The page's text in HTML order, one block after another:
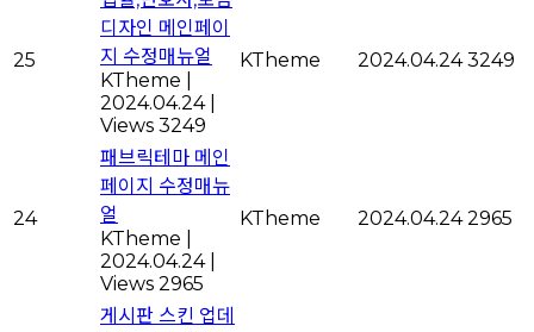
25
디자인 메인페이
지 수정매뉴얼
KTheme
2024.04.24
Views 3249
KTheme 2024.04.24 3249
24
패브릭테마 메인
페이지 수정매뉴
얼
KTheme
2024.04.24
Views 2965
KTheme 2024.04.24 2965
게시판 스킨 업데